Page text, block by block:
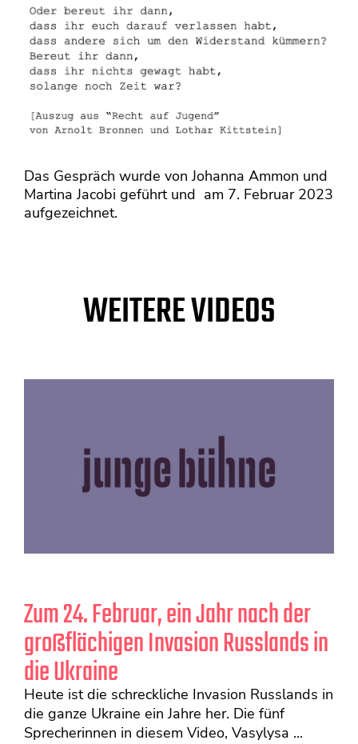
Das Gespräch wurde von Johanna Ammon und
Martina Jacobi geführt und am 7. Februar 2023
aufgezeichnet.
WEITERE VIDEOS
Zum 24. Februar, ein Jahr nach der
großflächigen Invasion Russlands in
die Ukraine
Heute ist die schreckliche Invasion Russlands in
die ganze Ukraine ein Jahre her. Die fünf
Sprecherinnen in diesem Video, Vasylysa ...